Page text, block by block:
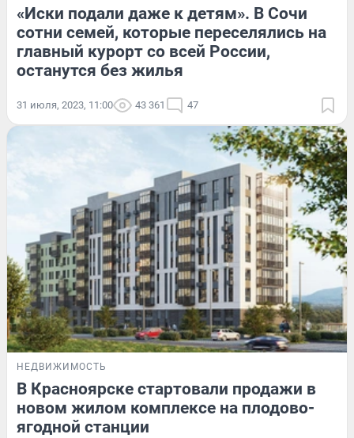
«Иски подали даже к детям». В Сочи
сотни семей, которые переселялись на
главный курорт со всей России,
останутся без жилья
31 июля, 2023, 11:00 43 361 47
НЕДВИЖИМОСТЬ
В Красноярске стартовали продажи в
новом жилом комплексе на плодово-
ягодной станции